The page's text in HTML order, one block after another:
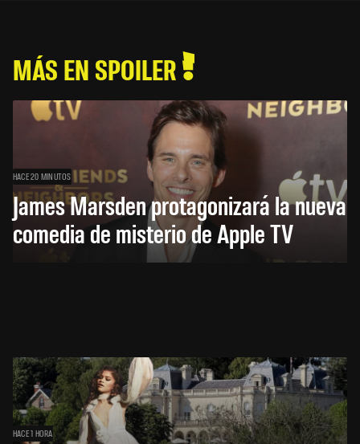
MÁS EN SPOILER
HACE 20 MINUTOS
James Marsden protagonizará la nueva
comedia de misterio de Apple TV
HACE 1 HORA